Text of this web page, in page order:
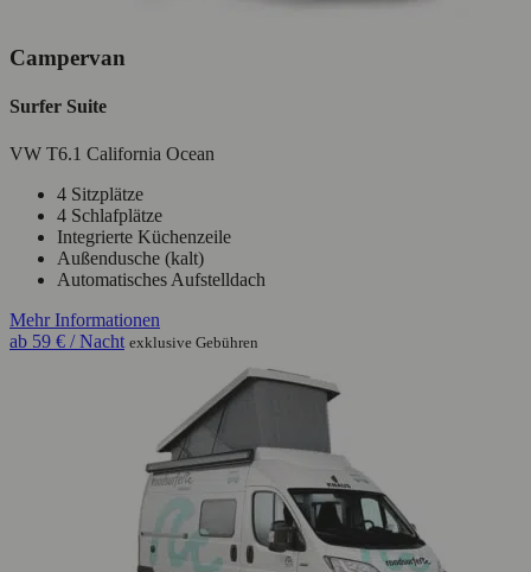
Campervan
Surfer Suite
VW T6.1 California Ocean
4 Sitzplätze
4 Schlafplätze
Integrierte Küchenzeile
Außendusche (kalt)
Automatisches Aufstelldach
Mehr Informationen
ab 59 € / Nacht exklusive Gebühren